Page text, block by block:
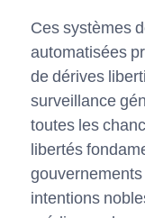
Ces systèmes
automatisées
de dérives
surveillance
toutes les
libertés
intentions